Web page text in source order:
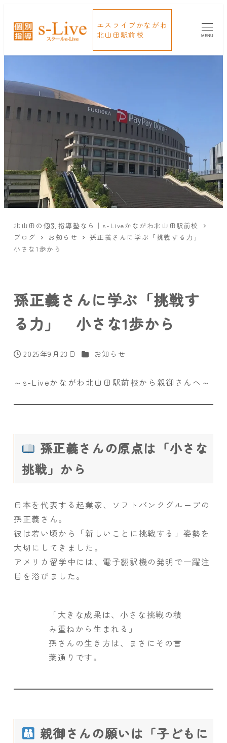
エスライブかながわ
北山田駅前校
MENU
北山田の個別指導塾なら｜s-Liveかながわ北山田駅前校
ブログ
お知らせ
孫正義さんに学ぶ「挑戦する力」
小さな1歩から
孫正義さんに学ぶ「挑戦す
る力」 小さな1歩から
投稿日
2025年9月23日 カテゴリー
お知らせ
～s-Liveかながわ北山田駅前校から親御さんへ～
孫正義さんの原点は「小さな
挑戦」から
日本を代表する起業家、ソフトバンクグループの
孫正義さん。
彼は若い頃から「新しいことに挑戦する」姿勢を
大切にしてきました。
アメリカ留学中には、電子翻訳機の発明で一躍注
目を浴びました。
「大きな成果は、小さな挑戦の積
み重ねから生まれる」
孫さんの生き方は、まさにその言
葉通りです。
親御さんの願いは「子どもに